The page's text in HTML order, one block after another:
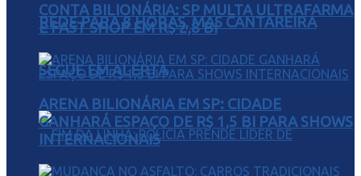
REDE PARA 8 HORAS, MAS CANTAREIRA
SEGUE EM ALERTA
CONTA BILIONÁRIA: SP MULTA ULTRAFARMA
E FAST SHOP EM R$ 2,8 BI
ARENA BILIONÁRIA EM SP: CIDADE
GANHARÁ ESPAÇO DE R$ 1,5 BI PARA SHOWS
INTERNACIONAIS